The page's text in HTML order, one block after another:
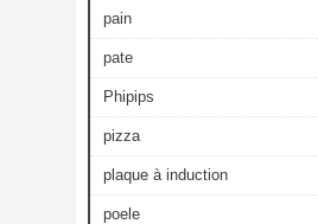
pain
pate
Phipips
pizza
plaque à induction
poele